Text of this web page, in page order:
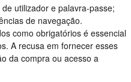
utilizador e palavra-passe;
de navegação.
como obrigatórios é essencial
A recusa em fornecer esses
da compra ou acesso a